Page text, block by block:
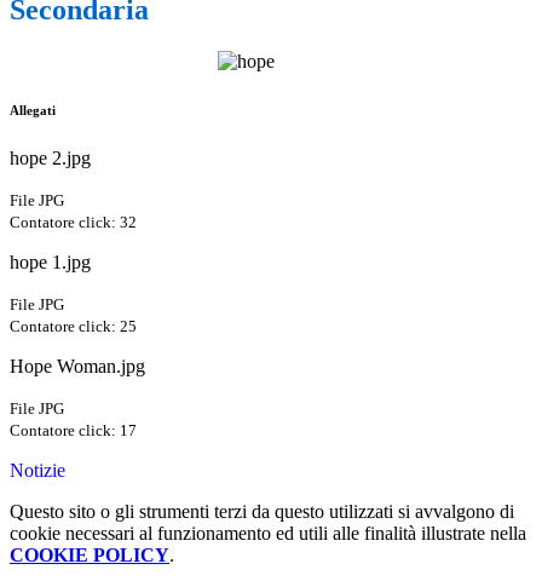
Secondaria
Allegati
hope 2.jpg
File JPG
Contatore click: 32
hope 1.jpg
File JPG
Contatore click: 25
Hope Woman.jpg
File JPG
Contatore click: 17
Notizie
Questo sito o gli strumenti terzi da questo utilizzati si avvalgono di
cookie necessari al funzionamento ed utili alle finalità illustrate nella
COOKIE POLICY.